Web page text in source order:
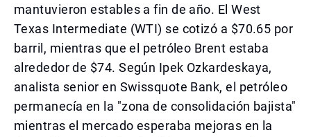
mantuvieron estables a fin de año. El West
Texas Intermediate (WTI) se cotizó a $70.65 por
barril, mientras que el petróleo Brent estaba
alrededor de $74. Según Ipek Ozkardeskaya,
analista senior en Swissquote Bank, el petróleo
permanecía en la "zona de consolidación bajista"
mientras el mercado esperaba mejoras en la